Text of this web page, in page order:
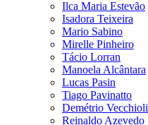
Ilca Maria Estevão
Isadora Teixeira
Mario Sabino
Mirelle Pinheiro
Tácio Lorran
Manoela Alcântara
Lucas Pasin
Tiago Pavinatto
Demétrio Vecchioli
Reinaldo Azevedo